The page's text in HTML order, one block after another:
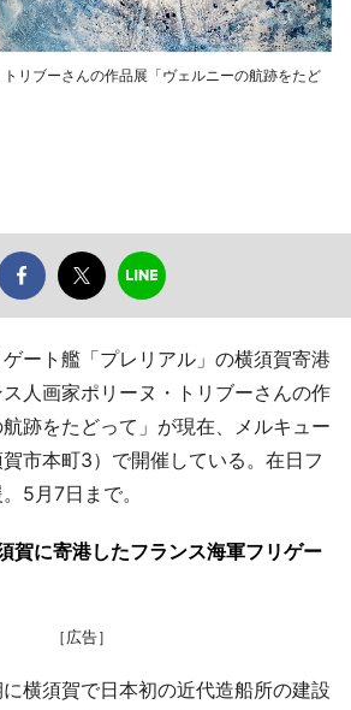
リブーさんの作品展「ヴェルニーの航跡をたど
ート艦「プレリアル」の横須賀寄港
人画家ポリーヌ・トリブーさんの作
跡をたどって」が現在、メルキュー
市本町3）で開催している。在日フ
5月7日まで。
賀に寄港したフランス海軍フリゲー
［広告］
横須賀で日本初の近代造船所の建設